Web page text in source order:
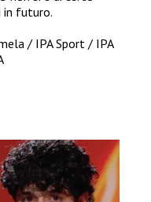
in futuro.
/ IPA Sport / IPA